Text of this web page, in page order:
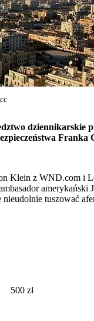
Klein z WND.com i
amerykański
tuszować
500 zł